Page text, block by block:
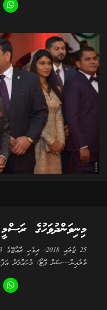
މިނިވަންދުވަހުގެ
ތެރެއިން---ސަން ފޮޓޯ/ މުހައްމަދު